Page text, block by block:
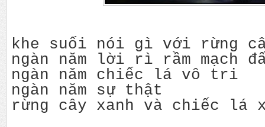
khe suối nói gì với rừng
ngàn năm lời rì rầm mạch
ngàn năm chiếc lá vô tri
ngàn năm sự thật
rừng cây xanh và chiếc lá